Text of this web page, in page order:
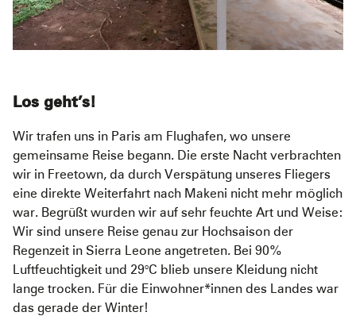
Los geht’s!
Wir trafen uns in Paris am Flughafen, wo unsere
gemeinsame Reise begann. Die erste Nacht verbrachten
wir in Freetown, da durch Verspätung unseres Fliegers
eine direkte Weiterfahrt nach Makeni nicht mehr möglich
war. Begrüßt wurden wir auf sehr feuchte Art und Weise:
Wir sind unsere Reise genau zur Hochsaison der
Regenzeit in Sierra Leone angetreten. Bei 90%
Luftfeuchtigkeit und 29°C blieb unsere Kleidung nicht
lange trocken. Für die Einwohner*innen des Landes war
das gerade der Winter!